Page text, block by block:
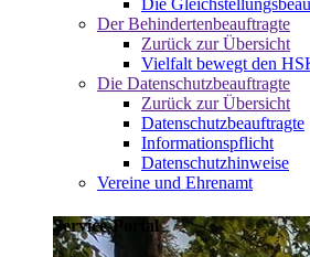
Der Behindertenbeauftragte
Zurück zur Übersicht
Vielfalt bewegt den
Die Datenschutzbeauftragte
Zurück zur Übersicht
Datenschutzbeauftragte
Informationspflicht
Datenschutzhinweise
Vereine und Ehrenamt
Service-Portal